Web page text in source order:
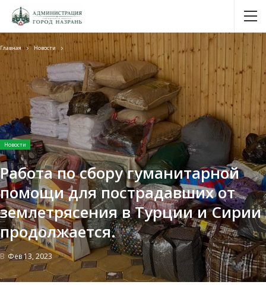
Главная Новости
Новости
Работа по сбору гуманитарной
помощи для пострадавших от
землетрясения в Турции и Сирии
продолжается.
В Фев 13, 2023